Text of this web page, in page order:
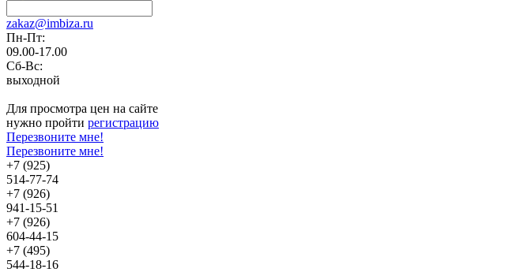
zakaz@imbiza.ru
Пн-Пт:
09.00-17.00
Сб-Вс:
выходной
Для просмотра цен на сайте
нужно пройти регистрацию
Перезвоните мне!
Перезвоните мне!
+7 (925)
514-77-74
+7 (926)
941-15-51
+7 (926)
604-44-15
+7 (495)
544-18-16